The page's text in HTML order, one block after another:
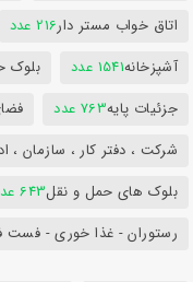
اتاق خواب مستر دار216 عدد
آشپزخانه1541 عدد بلوک
جزئیات پایه763 عدد
شرکت ، دفتر کار ، سازمان ،
بلوک های حمل و نقل643 عدد
رستوران - غذا خوری - فست